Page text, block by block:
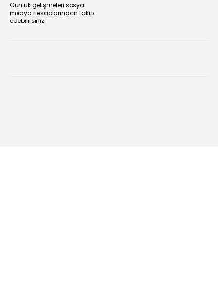
Günlük gelişmeleri sosyal
medya hesaplarından takip
edebilirsiniz.